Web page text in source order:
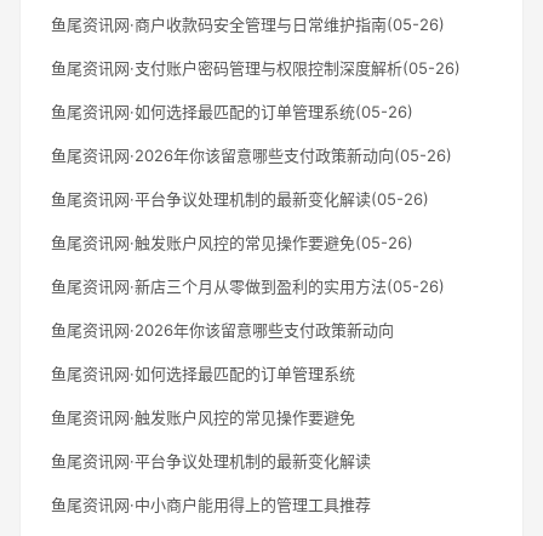
鱼尾资讯网·商户收款码安全管理与日常维护指南(05-26)
鱼尾资讯网·支付账户密码管理与权限控制深度解析(05-26)
鱼尾资讯网·如何选择最匹配的订单管理系统(05-26)
鱼尾资讯网·2026年你该留意哪些支付政策新动向(05-26)
鱼尾资讯网·平台争议处理机制的最新变化解读(05-26)
鱼尾资讯网·触发账户风控的常见操作要避免(05-26)
鱼尾资讯网·新店三个月从零做到盈利的实用方法(05-26)
鱼尾资讯网·2026年你该留意哪些支付政策新动向
鱼尾资讯网·如何选择最匹配的订单管理系统
鱼尾资讯网·触发账户风控的常见操作要避免
鱼尾资讯网·平台争议处理机制的最新变化解读
鱼尾资讯网·中小商户能用得上的管理工具推荐